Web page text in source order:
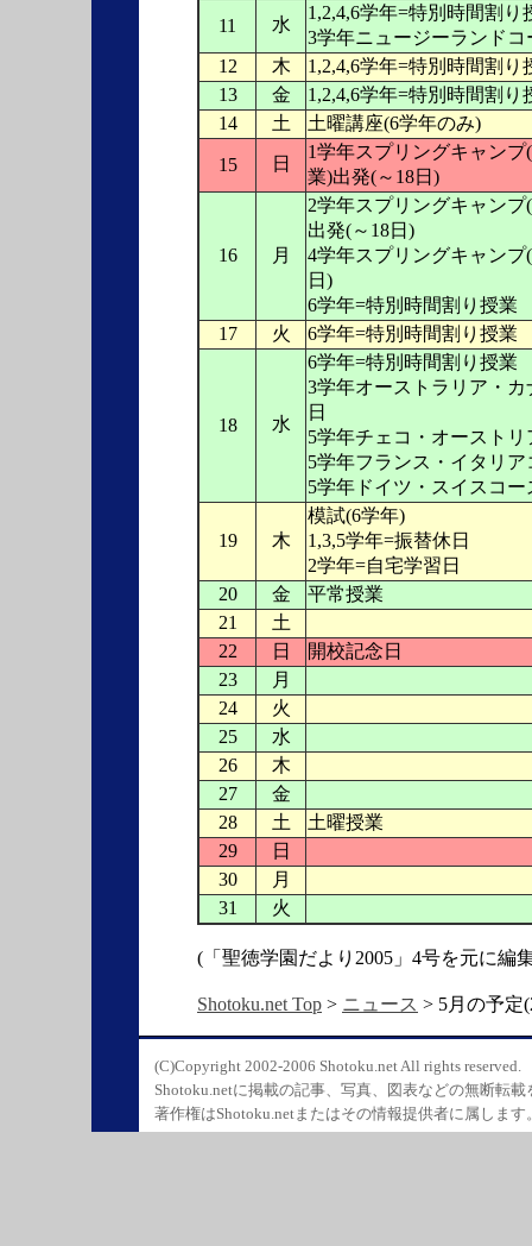
11 水
1,2,4,6学年=特別時間割り
3学年ニュージーランドコ
12
木
1,2,4,6学年=特別時間割り
13
金
1,2,4,6学年=特別時間割り
14
土 土曜講座(6学年のみ)
15 日
1学年スプリングキャン
業)出発(～18日)
16 月
2学年スプリングキャン
出発(～18日)
4学年スプリングキャンプ
日)
6学年=特別時間割り授業
17
火 6学年=特別時間割り授業
18 水
6学年=特別時間割り授業
3学年オーストラリア・
日
5学年チェコ・オースト
5学年フランス・イタリ
5学年ドイツ・スイスコ
19 木
模試(6学年)
1,3,5学年=振替休日
2学年=自宅学習日
20
金
平常授業
21
土
22
日
開校記念日
23
月
24
火
25
水
26
木
27
金
28
土
土曜授業
29
日
30
月
31
火
(「聖徳学園だより2005」4号を元に編
Shotoku.net Top > ニュース > 5月の予定
(C)Copyright 2002-2006 Shotoku.net All rights reserved.
Shotoku.netに掲載の記事、写真、図表などの無断転載
著作権はShotoku.netまたはその情報提供者に属します